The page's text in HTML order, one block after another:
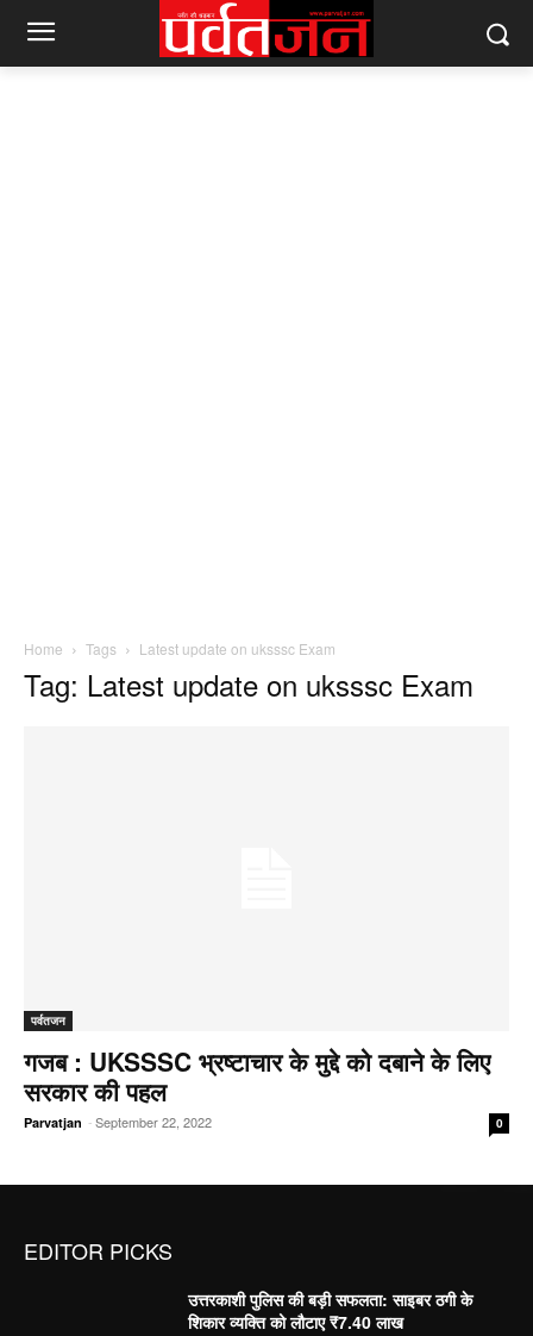
Home Tags Latest update on uksssc Exam
Tag: Latest update on uksssc Exam
पर्वतजन
गजब : UKSSSC भ्रष्टाचार के मुद्दे को दबाने के लिए
सरकार की पहल
Parvatjan -September 22, 2022 0
EDITOR PICKS
उत्तरकाशी पुलिस की बड़ी सफलता: साइबर ठगी के
शिकार व्यक्ति को लौटाए ₹7.40 लाख